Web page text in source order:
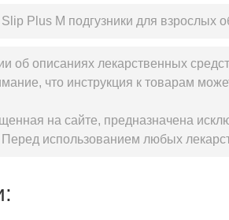
Slip Plus M подгузники для
об описаниях лекарственных
что инструкция к товарам
на сайте, предназначена
Перед использованием любых